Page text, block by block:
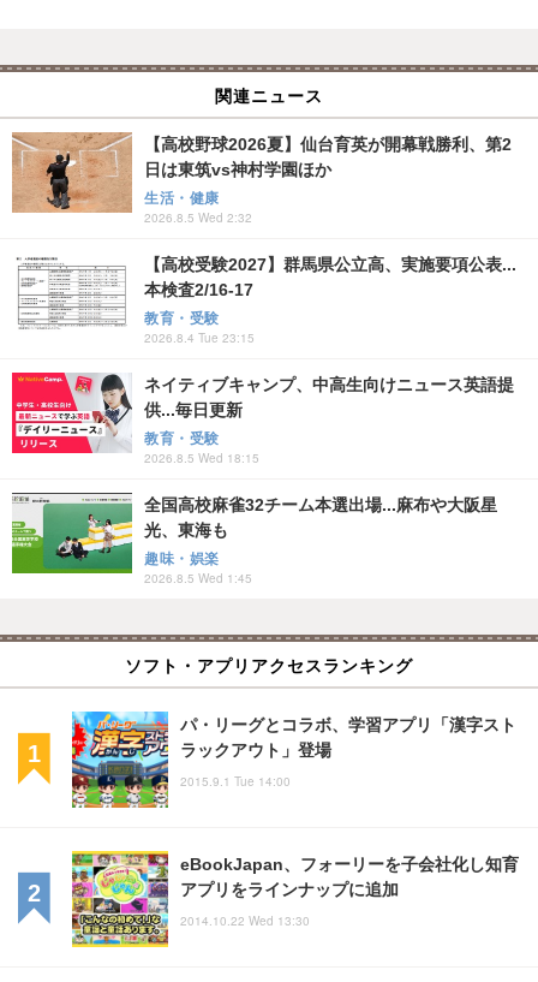
関連ニュース
【高校野球2026夏】仙台育英が開幕戦勝利、第2
日は東筑vs神村学園ほか
生活・健康
2026.8.5 Wed 2:32
【高校受験2027】群馬県公立高、実施要項公表...
本検査2/16-17
教育・受験
2026.8.4 Tue 23:15
ネイティブキャンプ、中高生向けニュース英語提
供...毎日更新
教育・受験
2026.8.5 Wed 18:15
全国高校麻雀32チーム本選出場...麻布や大阪星
光、東海も
趣味・娯楽
2026.8.5 Wed 1:45
ソフト・アプリアクセスランキング
パ・リーグとコラボ、学習アプリ「漢字スト
ラックアウト」登場
2015.9.1 Tue 14:00
eBookJapan、フォーリーを子会社化し知育
アプリをラインナップに追加
2014.10.22 Wed 13:30